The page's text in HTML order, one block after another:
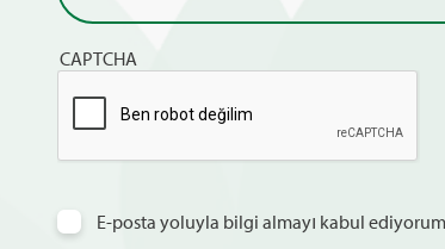
CAPTCHA
E-posta yoluyla bilgi almayı kabul ediyorum